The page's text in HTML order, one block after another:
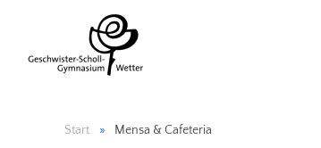
Start Mensa & Cafeteria